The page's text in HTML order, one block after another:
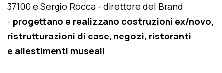
37100 e Sergio Rocca - direttore del Brand
- progettano e realizzano costruzioni ex/novo,
ristrutturazioni di case, negozi, ristoranti
e allestimenti museali.